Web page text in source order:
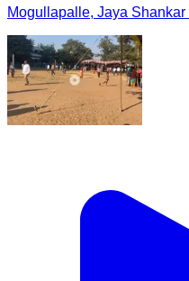
Mogullapalle, Jaya